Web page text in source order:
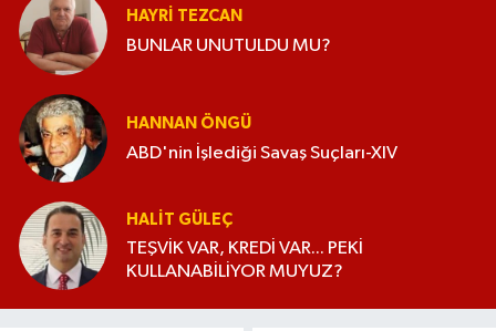
HAYRI TEZCAN
BUNLAR UNUTULDU MU?
HANNAN ÖNGÜ
ABD'nin İşlediği Savaş Suçları-XIV
HALIT GÜLEÇ
TEŞVİK VAR, KREDİ VAR... PEKİ
KULLANABİLİYOR MUYUZ?